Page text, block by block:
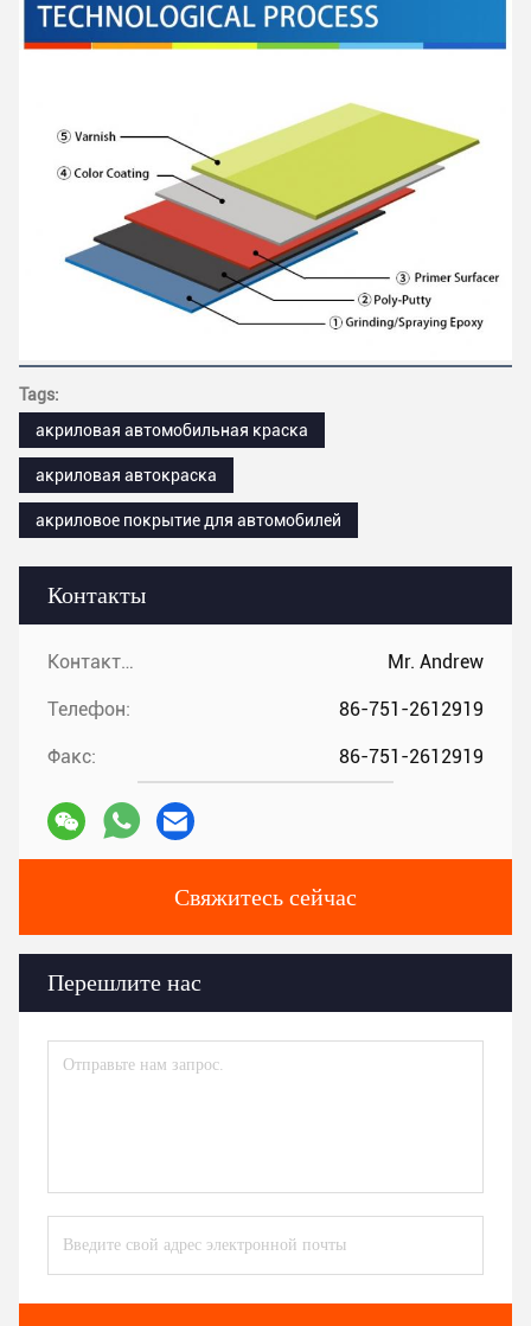
Контакты
Контакты: Mr. Andrew
Телефон: 86-751-2612919
Факс: 86-751-2612919
Свяжитесь сейчас
Перешлите нас
Tags:
акриловая автомобильная краска
акриловая автокраска
акриловое покрытие для автомобилей